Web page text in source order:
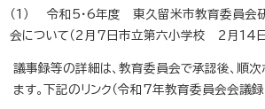
（1） 令和5・6年度 東久留米市教育委員会
会について（2月7日市立第六小学校 2月14日
議事録等の詳細は、教育委員会で承認後、順次
ます。下記のリンク（令和7年教育委員会会議録